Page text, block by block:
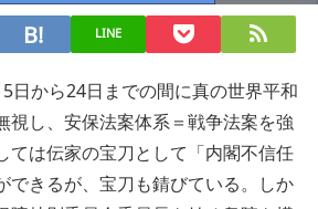
LINE
日から24日までの間に真の世界平和
視し、安保法案体系＝戦争法案を強
ては伝家の宝刀として「内閣不信任
できるが、宝刀も錆びている。しか